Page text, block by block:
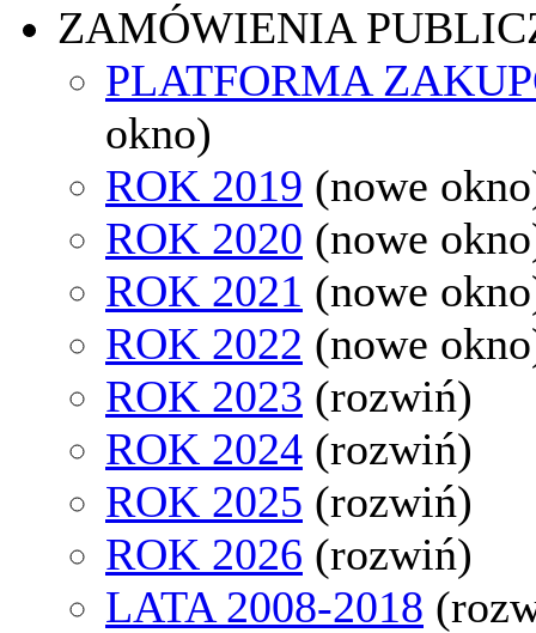
ZAMÓWIENIA
PLATFORMA
okno)
ROK 2019 (nowe
ROK 2020 (nowe
ROK 2021 (nowe
ROK 2022 (nowe
ROK 2023 (rozwiń)
ROK 2024 (rozwiń)
ROK 2025 (rozwiń)
ROK 2026 (rozwiń)
LATA 2008-2018